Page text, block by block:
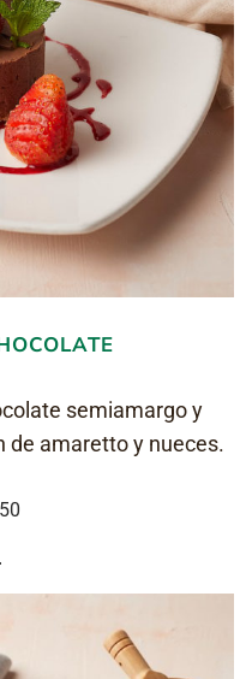
semiamargo y
de amaretto y nueces.